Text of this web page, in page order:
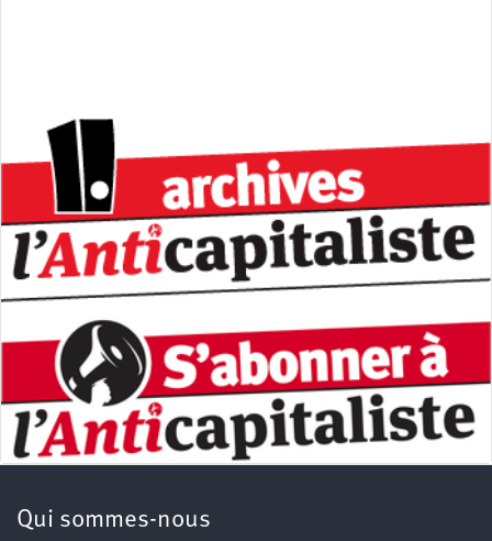
Qui sommes-nous